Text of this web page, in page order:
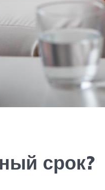
срок?